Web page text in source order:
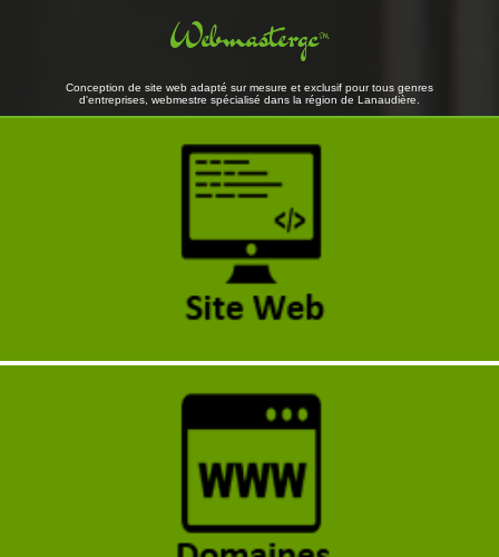
Webmastergc™
Conception de site web adapté sur mesure et exclusif pour tous genres
d'entreprises, webmestre spécialisé dans la région de Lanaudière.